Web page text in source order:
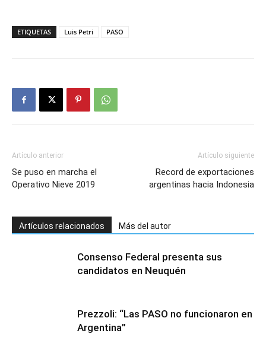
ETIQUETAS Luis Petri PASO
Artículo anterior
Se puso en marcha el
Operativo Nieve 2019
Artículo siguiente
Record de exportaciones
argentinas hacia Indonesia
Artículos relacionados Más del autor
Consenso Federal presenta sus
candidatos en Neuquén
Prezzoli: “Las PASO no funcionaron en
Argentina”